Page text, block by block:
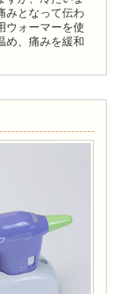
みとなって伝わ
ウォーマーを使
め、痛みを緩和